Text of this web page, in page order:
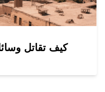
كيف تقاتل